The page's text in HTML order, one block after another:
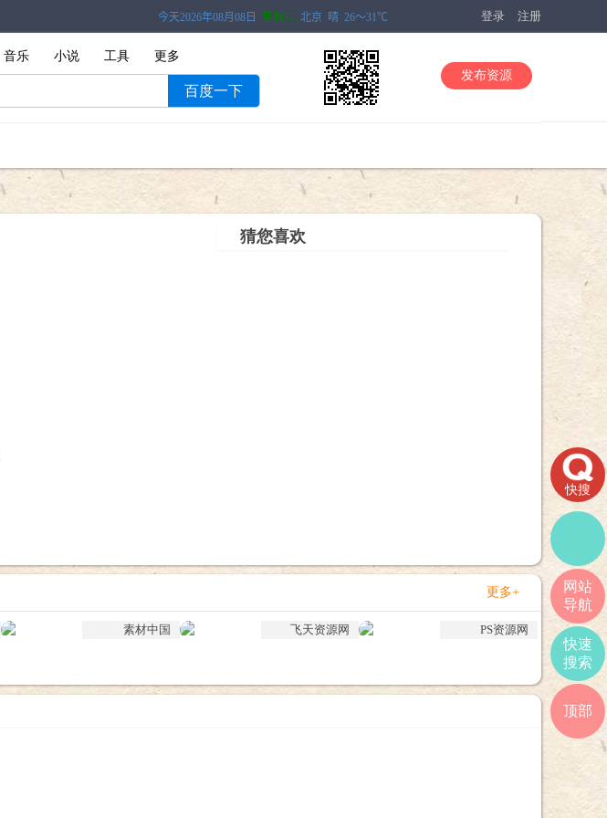
登录 注册
音乐 小说 工具 更多
百度一下
发布资源
猜您喜欢
更多+
素材中国 飞天资源网 PS资源网
快搜
网站
导航
快速
搜索
顶部